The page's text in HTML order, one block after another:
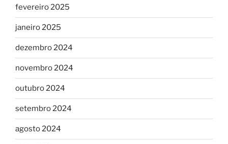
fevereiro 2025
janeiro 2025
dezembro 2024
novembro 2024
outubro 2024
setembro 2024
agosto 2024